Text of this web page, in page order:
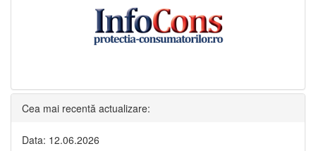
Cea mai recentă actualizare:
Data: 12.06.2026